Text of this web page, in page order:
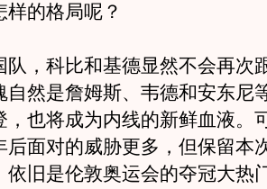
样的格局呢？
科比和基德显然不会再次
自然是詹姆斯、韦德和安东尼
，也将成为内线的新鲜血液。
后面对的威胁更多，但保留本
依旧是伦敦奥运会的夺冠大热